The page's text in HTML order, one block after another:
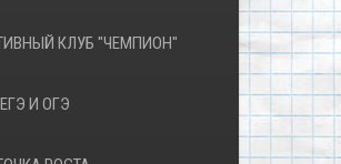
КЛУБ "ЧЕМПИОН"
И ОГЭ